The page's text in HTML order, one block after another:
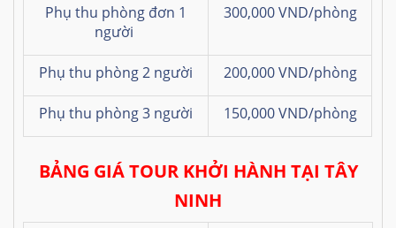
Phụ thu phòng đơn 1
người
300,000 VND/phòng
Phụ thu phòng 2 người 200,000 VND/phòng
Phụ thu phòng 3 người 150,000 VND/phòng
BẢNG GIÁ TOUR KHỞI HÀNH TẠI TÂY
NINH